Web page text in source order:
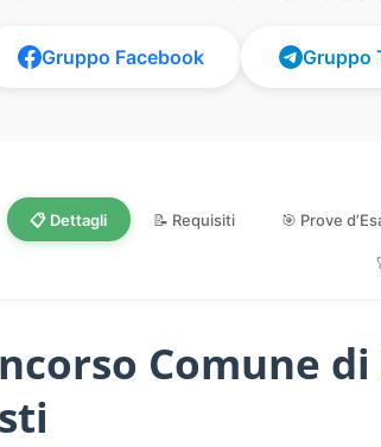
Gruppo Facebook Gruppo
📋 Dettagli 📝 Requisiti 🎯 Prove
Comune